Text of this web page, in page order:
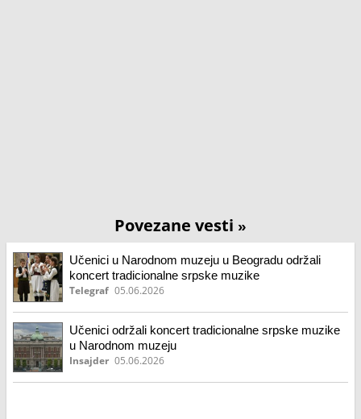
Povezane vesti »
Učenici u Narodnom muzeju u Beogradu održali
koncert tradicionalne srpske muzike
Telegraf 05.06.2026
Učenici održali koncert tradicionalne srpske muzike
u Narodnom muzeju
Insajder 05.06.2026